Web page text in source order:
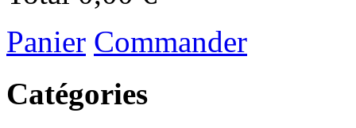
Panier Commander
Catégories